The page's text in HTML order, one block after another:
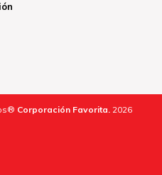
Corporación Favorita. 2026